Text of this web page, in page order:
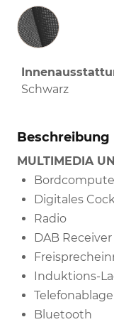
Schwarz
Beschreibung
MULTIMEDIA
Digitales
Radio
DAB Receiver
Induktions-
Telefonablage
Bluetooth